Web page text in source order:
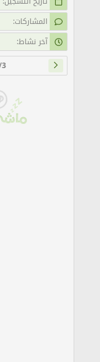
المشاركات
آخر نشاط